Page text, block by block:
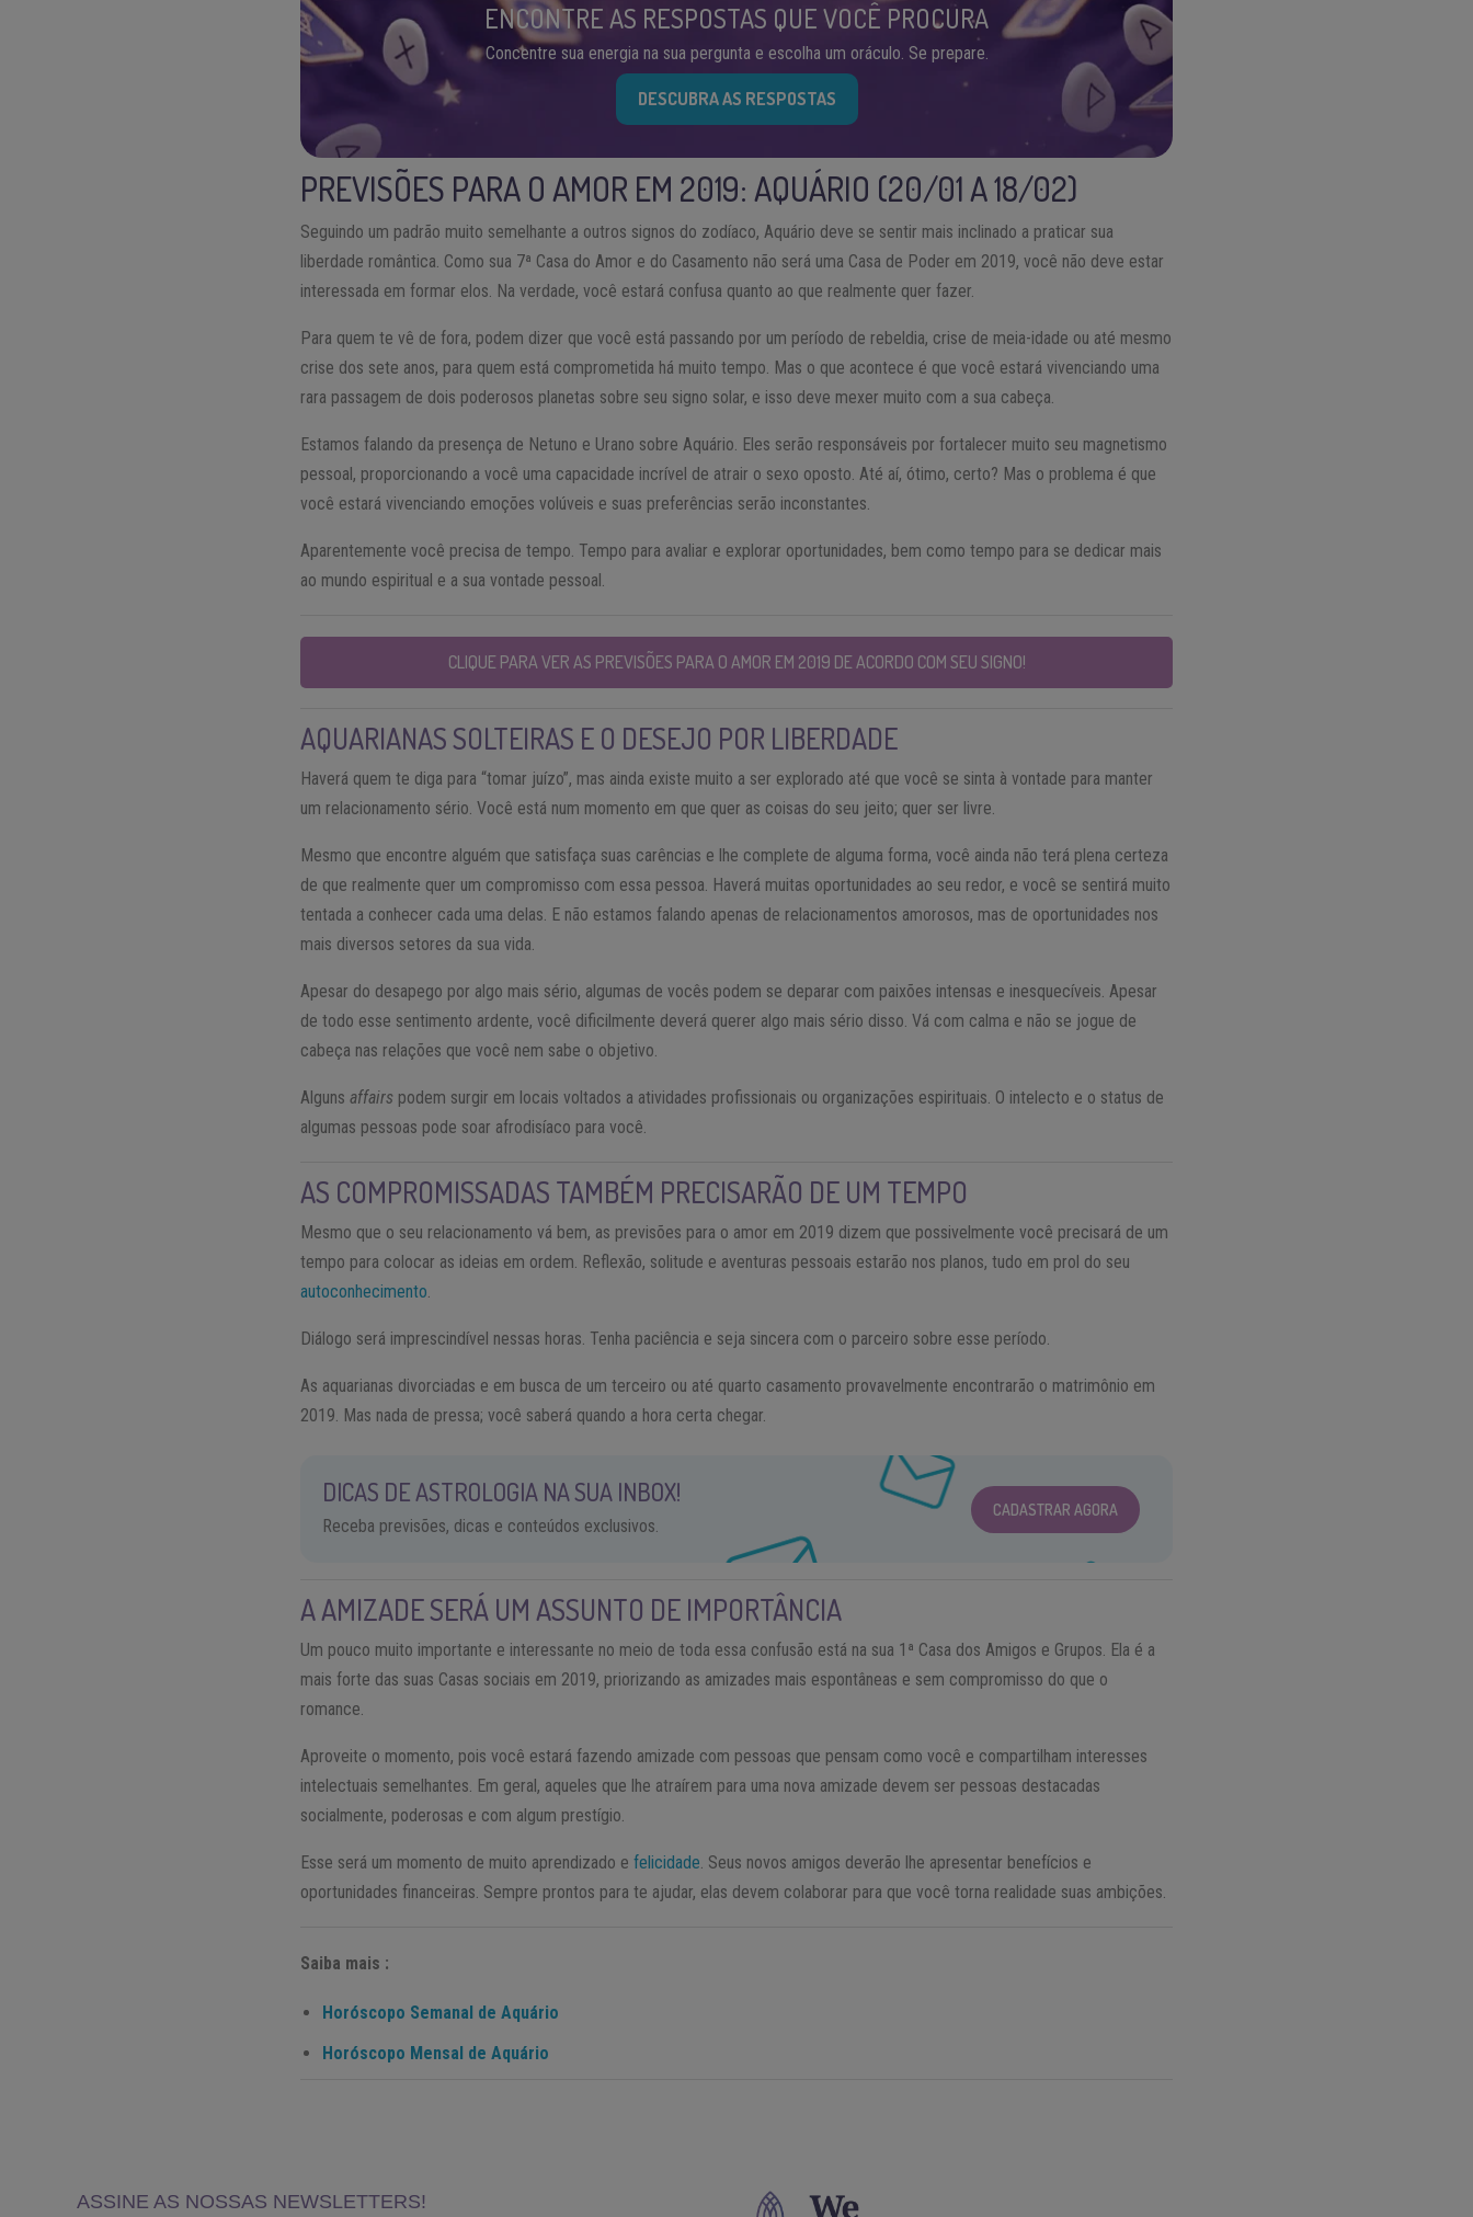
ENCONTRE AS RESPOSTAS QUE VOCÊ PROCURA
Concentre sua energia na sua pergunta e escolha um oráculo. Se prepare.
DESCUBRA AS RESPOSTAS
PREVISÕES PARA O AMOR EM 2019: AQUÁRIO (20/01 A 18/02)
Seguindo um padrão muito semelhante a outros signos do zodíaco, Aquário deve se sentir mais inclinado a praticar sua
liberdade romântica. Como sua 7ª Casa do Amor e do Casamento não será uma Casa de Poder em 2019, você não deve estar
interessada em formar elos. Na verdade, você estará confusa quanto ao que realmente quer fazer.
Para quem te vê de fora, podem dizer que você está passando por um período de rebeldia, crise de meia-idade ou até mesmo
crise dos sete anos, para quem está comprometida há muito tempo. Mas o que acontece é que você estará vivenciando uma
rara passagem de dois poderosos planetas sobre seu signo solar, e isso deve mexer muito com a sua cabeça.
Estamos falando da presença de Netuno e Urano sobre Aquário. Eles serão responsáveis por fortalecer muito seu magnetismo
pessoal, proporcionando a você uma capacidade incrível de atrair o sexo oposto. Até aí, ótimo, certo? Mas o problema é que
você estará vivenciando emoções volúveis e suas preferências serão inconstantes.
Aparentemente você precisa de tempo. Tempo para avaliar e explorar oportunidades, bem como tempo para se dedicar mais
ao mundo espiritual e a sua vontade pessoal.
CLIQUE PARA VER AS PREVISÕES PARA O AMOR EM 2019 DE ACORDO COM SEU SIGNO!
AQUARIANAS SOLTEIRAS E O DESEJO POR LIBERDADE
Haverá quem te diga para “tomar juízo”, mas ainda existe muito a ser explorado até que você se sinta à vontade para manter
um relacionamento sério. Você está num momento em que quer as coisas do seu jeito; quer ser livre.
Mesmo que encontre alguém que satisfaça suas carências e lhe complete de alguma forma, você ainda não terá plena certeza
de que realmente quer um compromisso com essa pessoa. Haverá muitas oportunidades ao seu redor, e você se sentirá muito
tentada a conhecer cada uma delas. E não estamos falando apenas de relacionamentos amorosos, mas de oportunidades nos
mais diversos setores da sua vida.
Apesar do desapego por algo mais sério, algumas de vocês podem se deparar com paixões intensas e inesquecíveis. Apesar
de todo esse sentimento ardente, você dificilmente deverá querer algo mais sério disso. Vá com calma e não se jogue de
cabeça nas relações que você nem sabe o objetivo.
Algunsaffairs podem surgir em locais voltados a atividades profissionais ou organizações espirituais. O intelecto e o status de
algumas pessoas pode soar afrodisíaco para você.
AS COMPROMISSADAS TAMBÉM PRECISARÃO DE UM TEMPO
Mesmo que o seu relacionamento vá bem, as previsões para o amor em 2019 dizem que possivelmente você precisará de um
tempo para colocar as ideias em ordem. Reflexão, solitude e aventuras pessoais estarão nos planos, tudo em prol do seu
autoconhecimento.
Diálogo será imprescindível nessas horas. Tenha paciência e seja sincera com o parceiro sobre esse período.
As aquarianas divorciadas e em busca de um terceiro ou até quarto casamento provavelmente encontrarão o matrimônio em
2019. Mas nada de pressa; você saberá quando a hora certa chegar.
DICAS DE ASTROLOGIA NA SUA INBOX!
Receba previsões, dicas e conteúdos exclusivos.
CADASTRAR AGORA
A AMIZADE SERÁ UM ASSUNTO DE IMPORTÂNCIA
Um pouco muito importante e interessante no meio de toda essa confusão está na sua 1ª Casa dos Amigos e Grupos. Ela é a
mais forte das suas Casas sociais em 2019, priorizando as amizades mais espontâneas e sem compromisso do que o
romance.
Aproveite o momento, pois você estará fazendo amizade com pessoas que pensam como você e compartilham interesses
intelectuais semelhantes. Em geral, aqueles que lhe atraírem para uma nova amizade devem ser pessoas destacadas
socialmente, poderosas e com algum prestígio.
Esse será um momento de muito aprendizado efelicidade. Seus novos amigos deverão lhe apresentar benefícios e
oportunidades financeiras. Sempre prontos para te ajudar, elas devem colaborar para que você torna realidade suas ambições.
Saiba mais :
Horóscopo Semanal de Aquário
Horóscopo Mensal de Aquário